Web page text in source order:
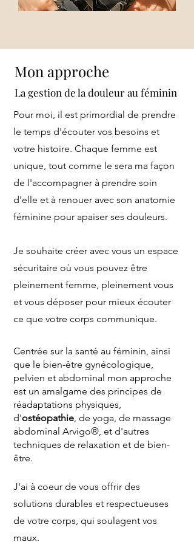
Mon approche
La gestion de la douleurau féminin
Pour moi, il est primordial de prendre
le temps d'écouter vos besoins et
votre histoire. Chaque femme est
unique, tout comme le sera ma façon
de l'accompagner à prendre soin
d'elle et à renouer avec son anatomie
féminine pour apaiser ses douleurs.
Je souhaite créer avec vous un espace
sécuritaire où vous pouvez être
pleinement femme, pleinement vous
et vous déposer pour mieux écouter
ce que votre corps communique.
Centrée sur la santé au féminin, ainsi
que le bien-être gynécologique,
pelvien et abdominal mon approche
est un amalgame des principes de
réadaptations physiques,
d'ostéopathie, de yoga, de massage
abdominal Arvigo®, et d'autres
techniques de relaxation et de bien-
être.
J'ai à coeur de vous offrir des
solutions durables et respectueuses
de votre corps, qui soulagent vos
maux.